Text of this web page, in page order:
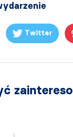
Twitter